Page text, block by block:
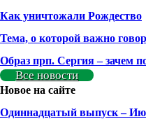
Как уничтожали Рождество
Тема, о которой важно
Образ прп. Сергия – зачем
Все новости
Новое на сайте
Одиннадцатый выпуск –